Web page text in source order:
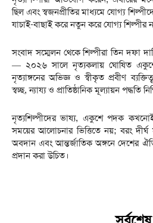
ছিল এবং স্বজনপ্রীতির মাধ্যমে যোগ্য
যাচাই-বাছাই করে নতুন করে যোগ্য শিল্পীর
সংবাদ সম্মেলন থেকে শিল্পীরা তিন দফা
— ২০২৬ সালে নৃত্যকলায় ঘোষিত একুশে
নৃত্যাঙ্গনের অভিজ্ঞ ও স্বীকৃত প্রবীণ
স্বচ্ছ, ন্যায্য ও প্রাতিষ্ঠানিক মূল্যায়ন পদ্ধতি
নৃত্যশিল্পীদের ভাষ্য, একুশে পদক কখনোই
সময়ের আলোচনার ভিত্তিতে নয়; বরং
অবদান এবং আন্তর্জাতিক অঙ্গনে দেশের
প্রদান করা উচিত।